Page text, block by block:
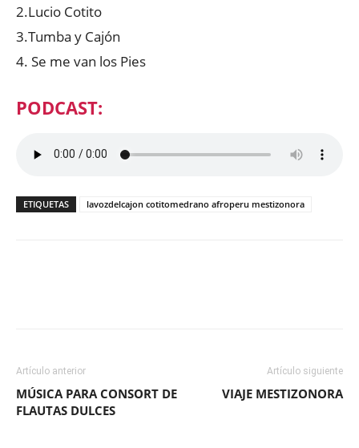
2.Lucio Cotito
3.Tumba y Cajón
4. Se me van los Pies
PODCAST:
ETIQUETAS lavozdelcajon cotitomedrano afroperu mestizonora
Artículo anterior
MÚSICA PARA CONSORT DE
FLAUTAS DULCES
Artículo siguiente
VIAJE MESTIZONORA